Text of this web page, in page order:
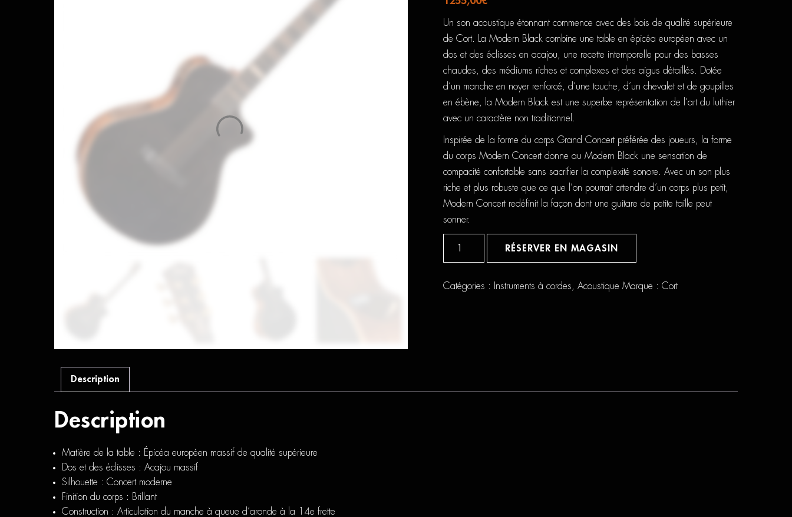
Un son acoustique étonnant commence avec des bois de qualité supérieure
de Cort. La Modern Black combine une table en épicéa européen avec un
dos et des éclisses en acajou, une recette intemporelle pour des basses
chaudes, des médiums riches et complexes et des aigus détaillés. Dotée
d’un manche en noyer renforcé, d’une touche, d’un chevalet et de goupilles
en ébène, la Modern Black est une superbe représentation de l’art du luthier
avec un caractère non traditionnel.
Inspirée de la forme du corps Grand Concert préférée des joueurs, la forme
du corps Modern Concert donne au Modern Black une sensation de
compacité confortable sans sacrifier la complexité sonore. Avec un son plus
riche et plus robuste que ce que l’on pourrait attendre d’un corps plus petit,
Modern Concert redéfinit la façon dont une guitare de petite taille peut
sonner.
Black
RÉSERVER EN MAGASIN
Catégories : Instruments à cordes Acoustique Marque : Cort
Description
Description
Matière de la table : Épicéa européen massif de qualité supérieure
Dos et des éclisses : Acajou massif
Silhouette : Concert moderne
Finition du corps : Brillant
Construction : Articulation du manche à queue d’aronde à la 14e frette